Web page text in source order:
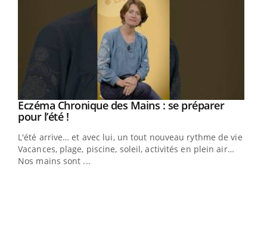
Youtube
Eczéma Chronique des Mains : se préparer
pour l’été !Youtube
L'été arrive… et avec lui, un tout nouveau rythme de vie !
Vacances, plage, piscine, soleil, activités en plein air…
Nos mains sont ...